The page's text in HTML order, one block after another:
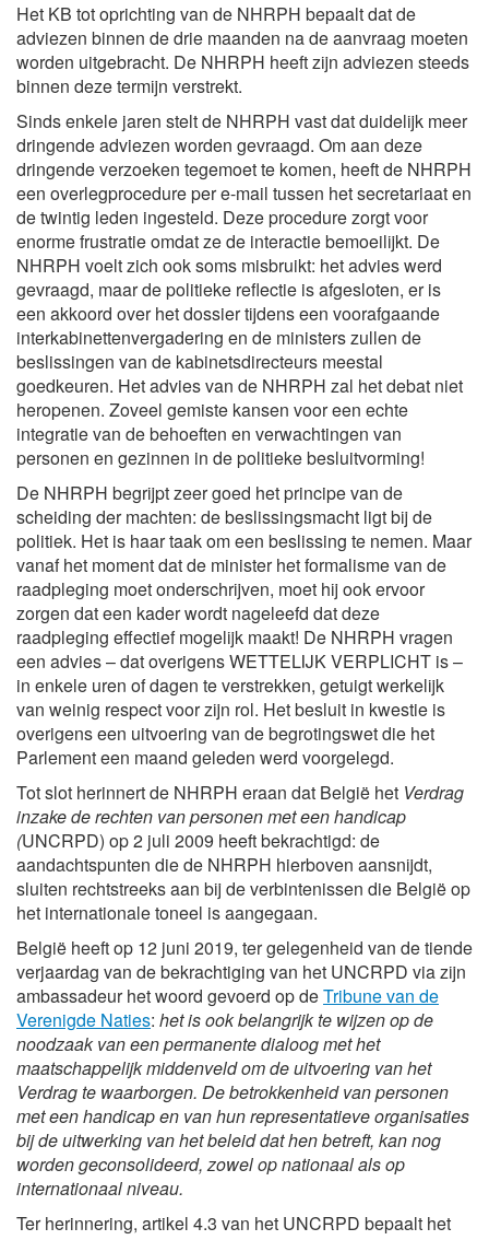
Het KB tot oprichting van de NHRPH bepaalt dat de
adviezen binnen de drie maanden na de aanvraag moeten
worden uitgebracht. De NHRPH heeft zijn adviezen steeds
binnen deze termijn verstrekt.
Sinds enkele jaren stelt de NHRPH vast dat duidelijk meer
dringende adviezen worden gevraagd. Om aan deze
dringende verzoeken tegemoet te komen, heeft de NHRPH
een overlegprocedure per e-mail tussen het secretariaat en
de twintig leden ingesteld. Deze procedure zorgt voor
enorme frustratie omdat ze de interactie bemoeilijkt. De
NHRPH voelt zich ook soms misbruikt: het advies werd
gevraagd, maar de politieke reflectie is afgesloten, er is
een akkoord over het dossier tijdens een voorafgaande
interkabinettenvergadering en de ministers zullen de
beslissingen van de kabinetsdirecteurs meestal
goedkeuren. Het advies van de NHRPH zal het debat niet
heropenen. Zoveel gemiste kansen voor een echte
integratie van de behoeften en verwachtingen van
personen en gezinnen in de politieke besluitvorming!
De NHRPH begrijpt zeer goed het principe van de
scheiding der machten: de beslissingsmacht ligt bij de
politiek. Het is haar taak om een beslissing te nemen. Maar
vanaf het moment dat de minister het formalisme van de
raadpleging moet onderschrijven, moet hij ook ervoor
zorgen dat een kader wordt nageleefd dat deze
raadpleging effectief mogelijk maakt! De NHRPH vragen
een advies – dat overigens WETTELIJK VERPLICHT is –
in enkele uren of dagen te verstrekken, getuigt werkelijk
van weinig respect voor zijn rol. Het besluit in kwestie is
overigens een uitvoering van de begrotingswet die het
Parlement een maand geleden werd voorgelegd.
Tot slot herinnert de NHRPH eraan dat België het Verdrag
inzake de rechten van personen met een handicap
(UNCRPD) op 2 juli 2009 heeft bekrachtigd: de
aandachtspunten die de NHRPH hierboven aansnijdt,
sluiten rechtstreeks aan bij de verbintenissen die België op
het internationale toneel is aangegaan.
België heeft op 12 juni 2019, ter gelegenheid van de tiende
verjaardag van de bekrachtiging van het UNCRPD via zijn
ambassadeur het woord gevoerd op deTribune van de
Verenigde Naties: het is ook belangrijk te wijzen op de
noodzaak van een permanente dialoog met het
maatschappelijk middenveld om de uitvoering van het
Verdrag te waarborgen. De betrokkenheid van personen
met een handicap en van hun representatieve organisaties
bij de uitwerking van het beleid dat hen betreft, kan nog
worden geconsolideerd, zowel op nationaal als op
internationaal niveau.
Ter herinnering, artikel 4.3 van het UNCRPD bepaalt het